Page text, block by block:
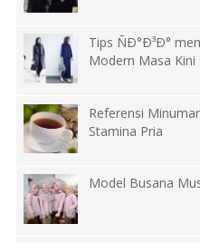
Tips ÑÐ°Ð³Ð°
Modern Masa Kini
Referensi
Stamina Pria
Model Busana